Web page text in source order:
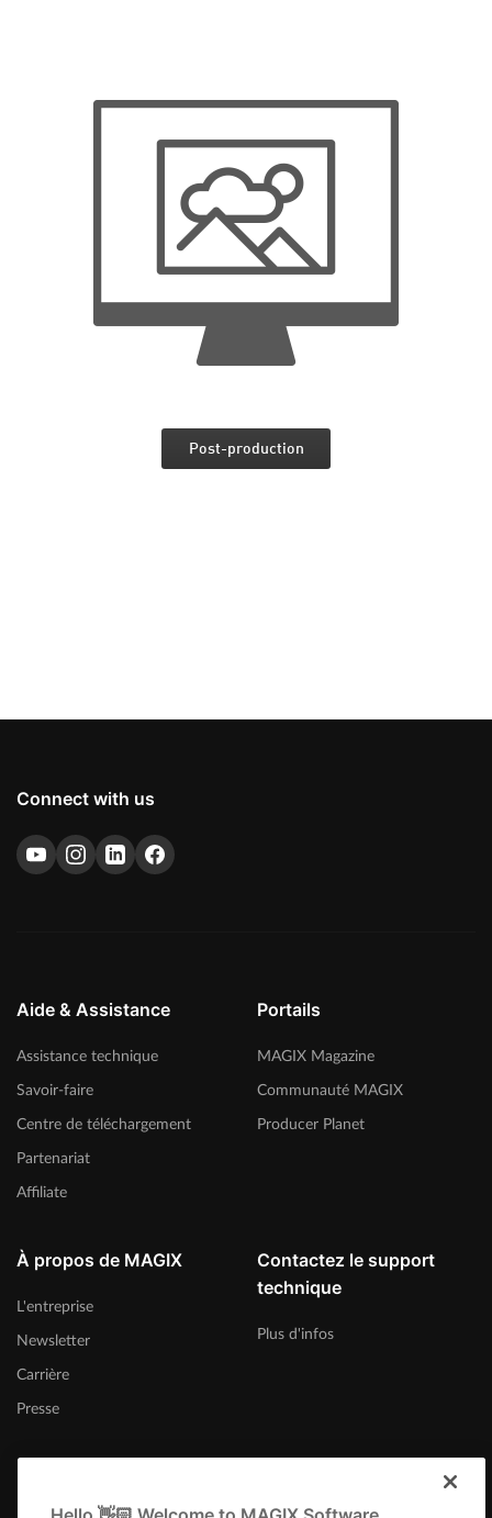
Post-production
Connect with us
Aide & Assistance
Assistance technique
Savoir-faire
Centre de téléchargement
Partenariat
Affiliate
Portails
MAGIX Magazine
Communauté MAGIX
Producer Planet
À propos de MAGIX
L'entreprise
Newsletter
Carrière
Presse
Contactez le support
technique
Plus d'infos